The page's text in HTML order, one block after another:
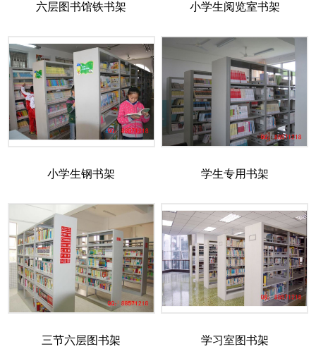
六层图书馆铁书架 小学生阅览室书架
小学生钢书架 学生专用书架
三节六层图书架 学习室图书架